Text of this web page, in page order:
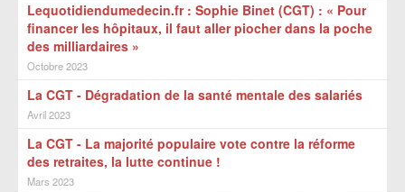
Lequotidiendumedecin.fr : Sophie Binet (CGT) : « Pour
financer les hôpitaux, il faut aller piocher dans la poche
des milliardaires »
Octobre 2023
La CGT - Dégradation de la santé mentale des salariés
Avril 2023
La CGT - La majorité populaire vote contre la réforme
des retraites, la lutte continue !
Mars 2023